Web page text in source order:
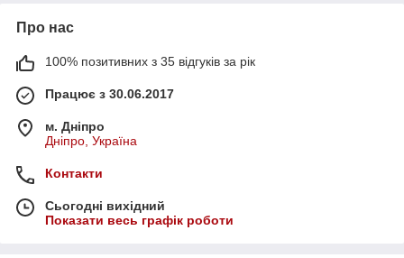
Про нас
100% позитивних з 35 відгуків за рік
Працює з 30.06.2017
м. Дніпро
Дніпро, Україна
Контакти
Сьогодні вихідний
Показати весь графік роботи